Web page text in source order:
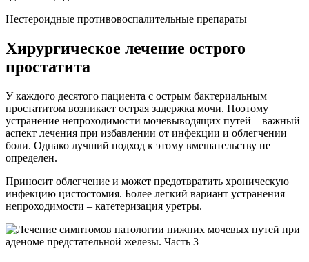
Нестероидные противовоспалительные препараты
Хирургическое лечение острого
простатита
У каждого десятого пациента с острым бактериальным
простатитом возникает острая задержка мочи. Поэтому
устранение непроходимости мочевыводящих путей – важный
аспект лечения при избавлении от инфекции и облегчении
боли. Однако лучший подход к этому вмешательству не
определен.
Приносит облегчение и может предотвратить хроническую
инфекцию цистостомия. Более легкий вариант устранения
непроходимости – катетеризация уретры.